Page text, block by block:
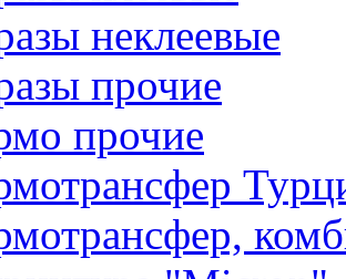
неклеевые
прочие
прочие